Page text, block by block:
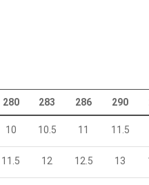
280 283 286 290
10 10.5 11 11.5
11.5 12 12.5 13